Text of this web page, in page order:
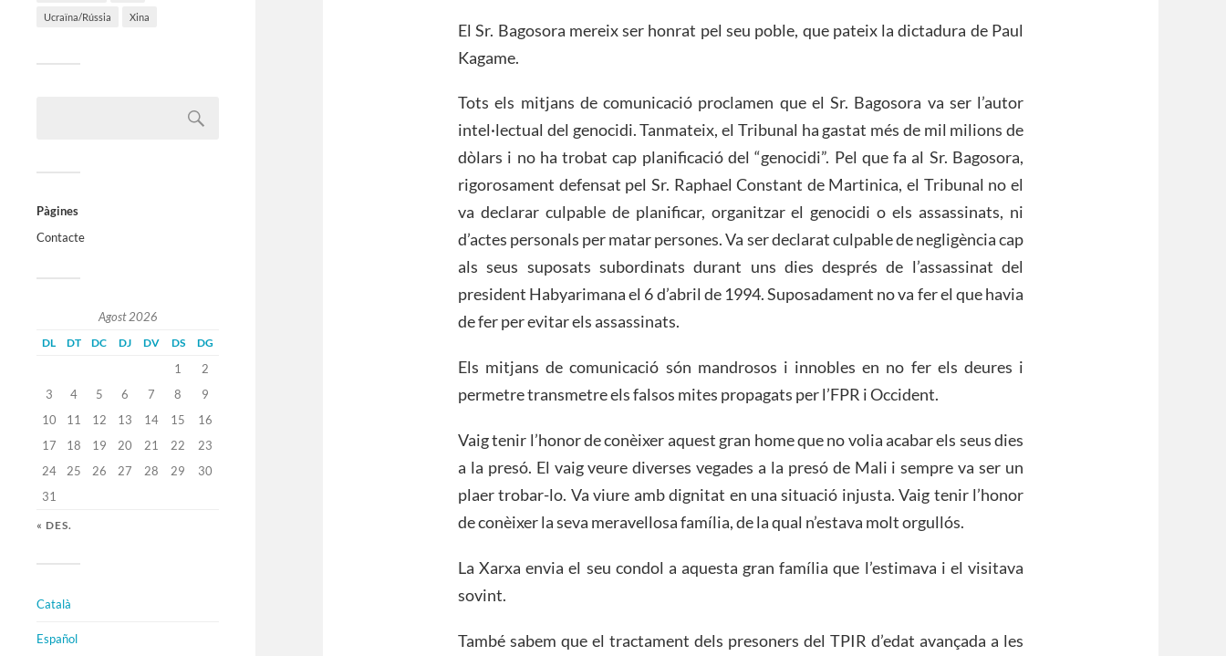
Ucraïna/Rússia Xina
Pàgines
Contacte
Agost 2026
DL DT DC DJ DV DS DG
1
2
3
4 5 6 7 8
9
10
11 12 13 14 15
16
17
18 19 20 21 22
23
24
25 26 27 28 29
30
31
« DES.
Català
Español
El Sr. Bagosora mereix ser honrat pel seu poble, que pateix la dictadura de Paul
Kagame.
Tots els mitjans de comunicació proclamen que el Sr. Bagosora va ser l’autor
intel·lectual del genocidi. Tanmateix, el Tribunal ha gastat més de mil milions de
dòlars i no ha trobat cap planificació del “genocidi”. Pel que fa al Sr. Bagosora,
rigorosament defensat pel Sr. Raphael Constant de Martinica, el Tribunal no el
va declarar culpable de planificar, organitzar el genocidi o els assassinats, ni
d’actes personals per matar persones. Va ser declarat culpable de negligència cap
als seus suposats subordinats durant uns dies després de l’assassinat del
president Habyarimana el 6 d’abril de 1994. Suposadament no va fer el que havia
de fer per evitar els assassinats.
Els mitjans de comunicació són mandrosos i innobles en no fer els deures i
permetre transmetre els falsos mites propagats per l’FPR i Occident.
Vaig tenir l’honor de conèixer aquest gran home que no volia acabar els seus dies
a la presó. El vaig veure diverses vegades a la presó de Mali i sempre va ser un
plaer trobar-lo. Va viure amb dignitat en una situació injusta. Vaig tenir l’honor
de conèixer la seva meravellosa família, de la qual n’estava molt orgullós.
La Xarxa envia el seu condol a aquesta gran família que l’estimava i el visitava
sovint.
També sabem que el tractament dels presoners del TPIR d’edat avançada a les